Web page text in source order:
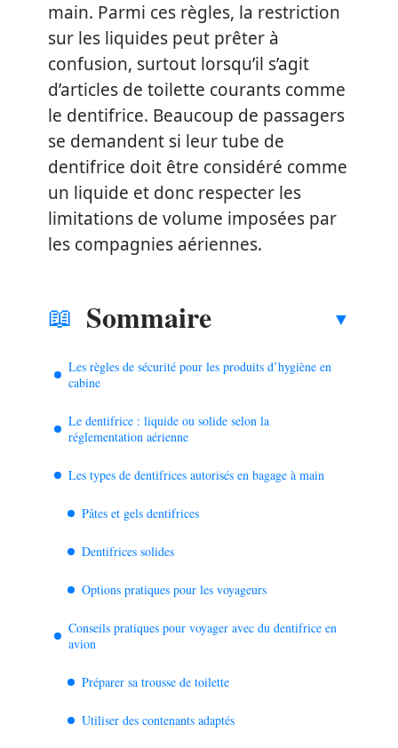
main. Parmi ces règles, la restriction
sur les liquides peut prêter à
confusion, surtout lorsqu’il s’agit
d’articles de toilette courants comme
le dentifrice. Beaucoup de passagers
se demandent si leur tube de
dentifrice doit être considéré comme
un liquide et donc respecter les
limitations de volume imposées par
les compagnies aériennes.
Sommaire
Les règles de sécurité pour les produits d’hygiène en
cabine
Le dentifrice : liquide ou solide selon la
réglementation aérienne
Les types de dentifrices autorisés en bagage à main
Pâtes et gels dentifrices
Dentifrices solides
Options pratiques pour les voyageurs
Conseils pratiques pour voyager avec du dentifrice en
avion
Préparer sa trousse de toilette
Utiliser des contenants adaptés